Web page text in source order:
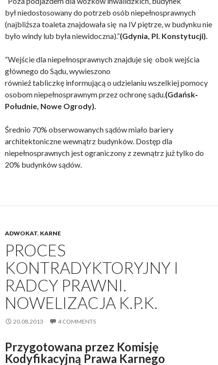
był niedostosowany do potrzeb osób niepełnosprawnych
(najbliższa toaleta znajdowała się na IV piętrze, w budynku nie
było windy lub była niewidoczna).”(Gdynia, Pl. Konstytucji).
“Wejście dla niepełnosprawnych znajduje się obok wejścia
głównego do Sądu, wywieszono
również tabliczkę informującą o udzielaniu wszelkiej pomocy
osobom niepełnosprawnym przez ochronę sądu.(Gdańsk‐
Południe, Nowe Ogrody).
Średnio 70% obserwowanych sądów miało bariery
architektoniczne wewnątrz budynków. Dostęp dla
niepełnosprawnych jest ograniczony z zewnątrz już tylko do
20% budynków sądów.
ADWOKAT, KARNE
PROCES
KONTRADYKTORYJNY I
RADCY PRAWNI.
NOWELIZACJA K.P.K.
20.08.2013 4 COMMENTS
Przygotowana przez Komisję
Kodyfikacyjną Prawa Karnego